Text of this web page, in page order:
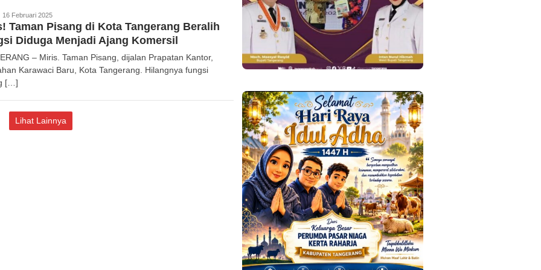
Redaksi
16 Februari 2025
Taman Pisang di Kota Tangerang Beralih
Diduga Menjadi Ajang Komersil
– Miris. Taman Pisang, dijalan Prapatan Kantor,
Karawaci Baru, Kota Tangerang. Hilangnya fungsi
[…]
Lihat Lainnya